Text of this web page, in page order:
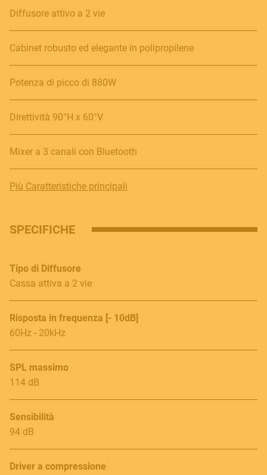
Diffusore attivo a 2 vie
Cabinet robusto ed elegante in polipropilene
Potenza di picco di 880W
Direttività 90°H x 60°V
Mixer a 3 canali con Bluetooth
Più Caratteristiche principali
SPECIFICHE
Tipo di Diffusore
Cassa attiva a 2 vie
Risposta in frequenza [- 10dB]
60Hz - 20kHz
SPL massimo
114 dB
Sensibilità
94 dB
Driver a compressione